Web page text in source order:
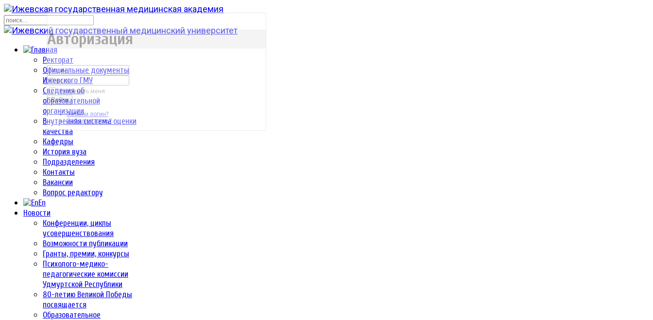
Ректорат
Официальные документы
Ижевского ГМУ
Сведения об
образовательной
организации
Внутренняя система оценки
качества
Кафедры
История вуза
Подразделения
Контакты
Вакансии
Вопрос редактору
En
Новости
Конференции, циклы
усовершенствования
Возможности публикации
Гранты, премии, конкурсы
Психолого-медико-
педагогические комиссии
Удмуртской Республики
80-летию Великой Победы
посвящается
Образовательное
р
Авторизация
Запомнить меня
Войти
Забыли логин?
Забыли пароль?